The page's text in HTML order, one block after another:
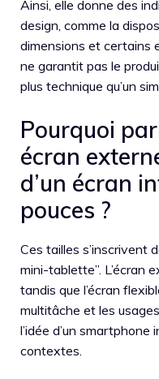
Ainsi, elle donne des
design, comme la
dimensions et certains
ne garantit pas le
plus technique qu’un
Pourquoi
écran
d’un écran
pouces ?
Ces tailles s’inscrivent
mini-tablette”. L’écran
tandis que l’écran
multitâche et les
l’idée d’un
contextes.